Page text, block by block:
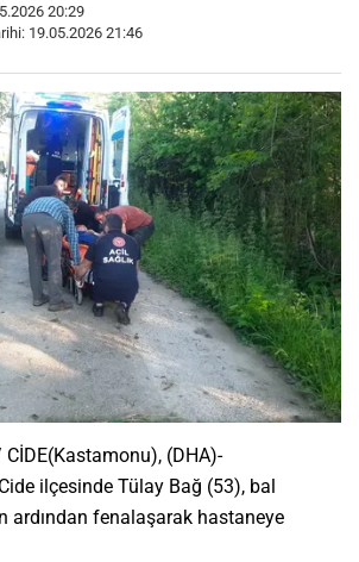
20:29
19.05.2026 21:46
(DHA)-
ilçesinde Tülay Bağ (53), bal
ardından fenalaşarak hastaneye